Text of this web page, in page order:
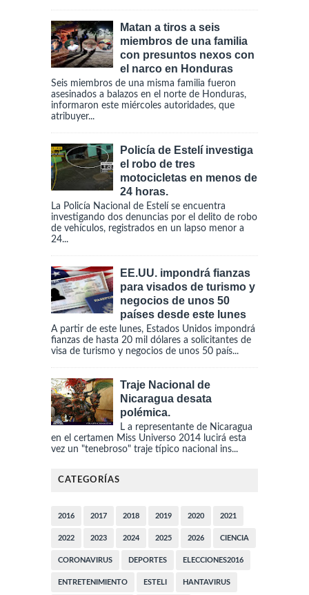
Matan a tiros a seis
miembros de una familia
con presuntos nexos con
el narco en Honduras
Seis miembros de una misma familia fueron
asesinados a balazos en el norte de Honduras,
informaron este miércoles autoridades, que
atribuyer...
Policía de Estelí investiga
el robo de tres
motocicletas en menos de
24 horas.
La Policía Nacional de Estelí se encuentra
investigando dos denuncias por el delito de robo
de vehículos, registrados en un lapso menor a
24...
EE.UU. impondrá fianzas
para visados de turismo y
negocios de unos 50
países desde este lunes
A partir de este lunes, Estados Unidos impondrá
fianzas de hasta 20 mil dólares a solicitantes de
visa de turismo y negocios de unos 50 país...
Traje Nacional de
Nicaragua desata
polémica.
L a representante de Nicaragua
en el certamen Miss Universo 2014 lucirá esta
vez un "tenebroso" traje típico nacional ins...
CATEGORÍAS
2016 2017 2018 2019 2020 2021
2022 2023 2024 2025 2026 CIENCIA
CORONAVIRUS DEPORTES ELECCIONES2016
ENTRETENIMIENTO ESTELI HANTAVIRUS